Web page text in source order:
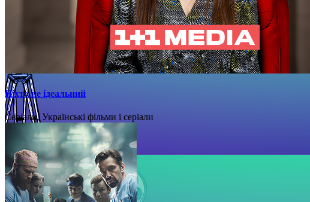
Ніхто не ідеальний
Серіали, Українські фільми і серіали